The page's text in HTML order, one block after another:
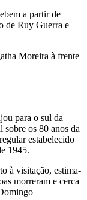
a partir de
de Ruy Guerra e
Moreira à frente
para o sul da
sobre os 80 anos da
estabelecido
1945.
à visitação, estima-
morreram e cerca